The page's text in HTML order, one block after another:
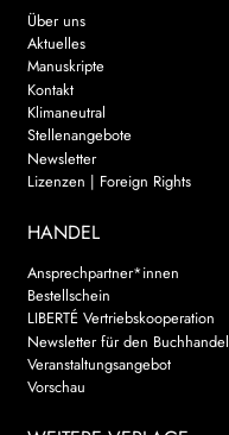
Über uns
Aktuelles
Manuskripte
Kontakt
Klimaneutral
Stellenangebote
Newsletter
Lizenzen | Foreign Rights
HANDEL
Ansprechpartner*innen
Bestellschein
LIBERTÉ Vertriebskooperation
Newsletter für den Buchhandel
Veranstaltungsangebot
Vorschau